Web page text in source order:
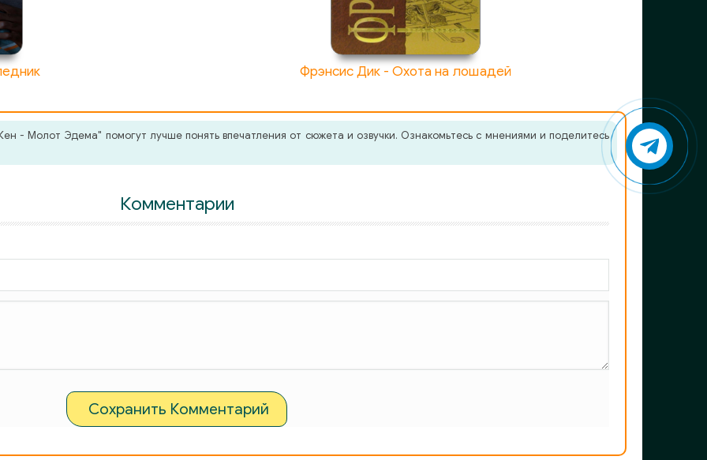
Фрэнсис Дик - Охота на лошадей
- Молот Эдема" помогут лучше понять впечатления от сюжета и озвучки. Ознакомьтесь с мнениями и поделитесь
Комментарии
Сохранить Комментарий